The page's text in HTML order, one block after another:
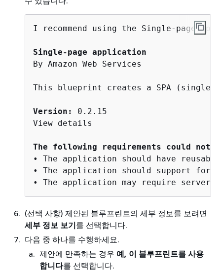
I recommend using the Single-page
Single-page application
By Amazon Web Services
This blueprint creates a SPA (single-
Version:
0.2.15
View details
The following requirements could
• The application should have reusable
• The application should support for
(선택 사항) 제안된 블루프린트의 세부 정보를 보려면
세부 정보 보기를 선택합니다.
다음 중 하나를 수행하세요.
제안에 만족하는 경우 예, 이 블루프린트를 사용
합니다를 선택합니다.